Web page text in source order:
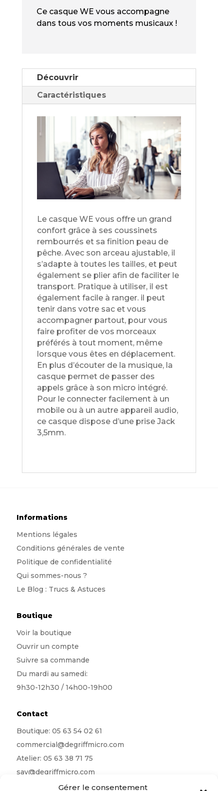
Gérer le consentement
CASQUE
FILAIRE
Ce casque WE vous accompagne
dans tous vos moments musicaux !
Découvrir
Caractéristiques
Le casque WE vous offre un grand
confort grâce à ses coussinets
rembourrés et sa finition peau de
pêche. Avec son arceau ajustable, il
s’adapte à toutes les tailles, et peut
également se plier afin de faciliter le
transport. Pratique à utiliser, il est
également facile à ranger. il peut
tenir dans votre sac et vous
accompagner partout, pour vous
faire profiter de vos morceaux
préférés à tout moment, même
lorsque vous êtes en déplacement.
En plus d’écouter de la musique, la
casque permet de passer des
appels grâce à son micro intégré.
Pour le connecter facilement à un
mobile ou à un autre appareil audio,
ce casque dispose d’une prise Jack
3,5mm.
Informations
Mentions légales
Conditions générales de vente
Politique de confidentialité
Qui sommes-nous ?
Le Blog : Trucs & Astuces
Boutique
Voir la boutique
Ouvrir un compte
Suivre sa commande
Du mardi au samedi:
9h30-12h30 / 14h00-19h00
Contact
Boutique: 05 63 54 02 61
commercial@degriffmicro.com
Atelier: 05 63 38 71 75
sav@degriffmicro.com
albi@degriffmicro.com